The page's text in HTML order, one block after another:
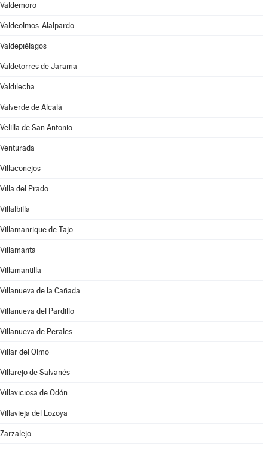
Valdemoro
Valdeolmos-Alalpardo
Valdepiélagos
Valdetorres de Jarama
Valdilecha
Valverde de Alcalá
Velilla de San Antonio
Venturada
Villaconejos
Villa del Prado
Villalbilla
Villamanrique de Tajo
Villamanta
Villamantilla
Villanueva de la Cañada
Villanueva del Pardillo
Villanueva de Perales
Villar del Olmo
Villarejo de Salvanés
Villaviciosa de Odón
Villavieja del Lozoya
Zarzalejo